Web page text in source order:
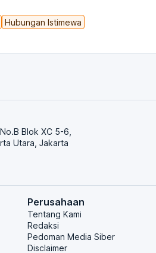
Hubungan Istimewa
Blok XC 5-6,
Utara, Jakarta
Perusahaan
Tentang Kami
Redaksi
Pedoman Media Siber
Disclaimer